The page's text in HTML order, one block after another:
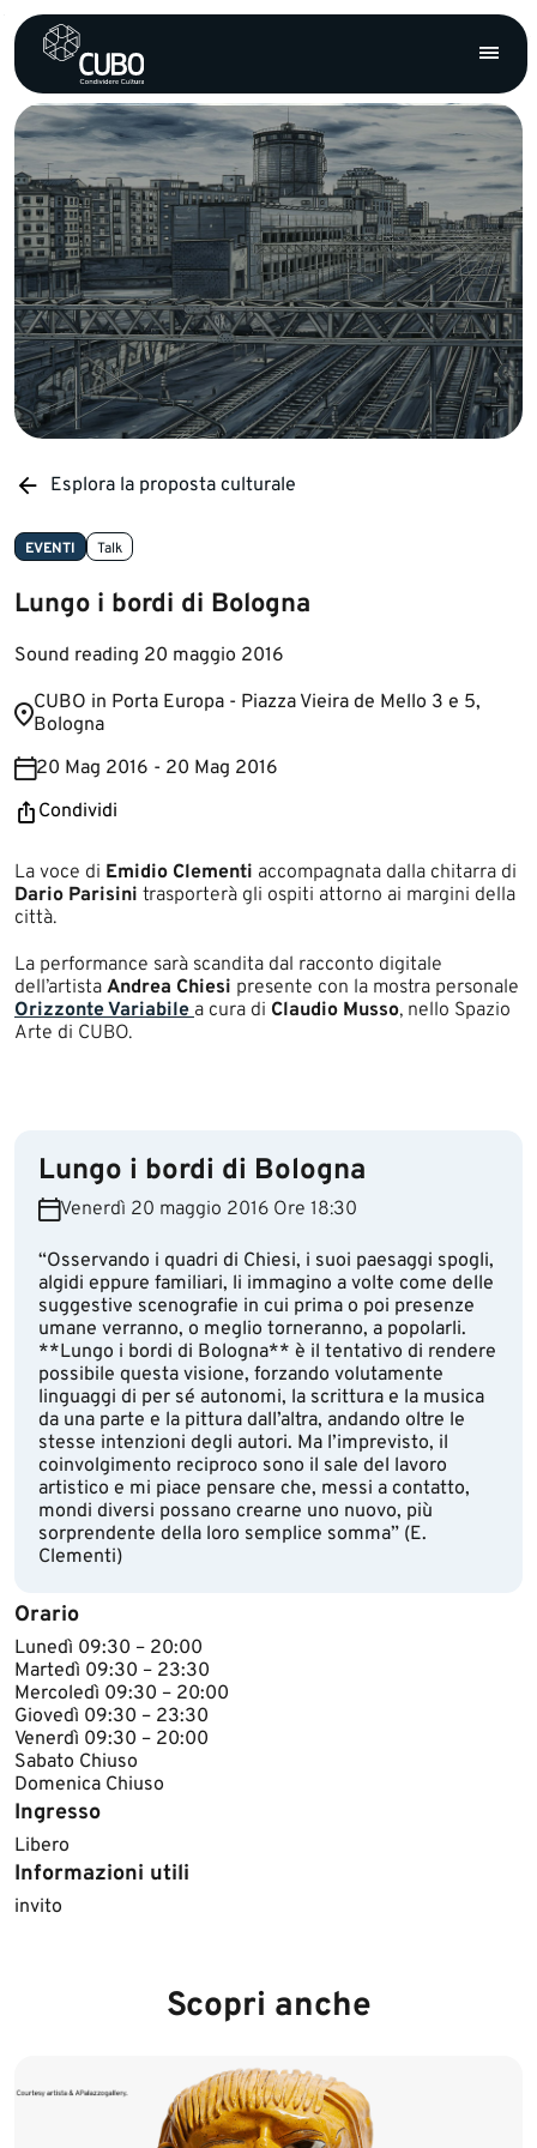
Esplora la proposta culturale
EVENTI Talk
Lungo i bordi di Bologna
Sound reading 20 maggio 2016
​​​​CUBO in Porta Europa - Pia​zza Vieira de Mello 3 e 5,
Bologna
20 Mag 2016 - 20 Mag 2016
Condividi
​​La voce di Emidio Clementi accompagnata dalla chitarra di
Dario Parisini trasporterà gli ospiti attorno ai margini della
città.
La performance sarà scandita dal racconto digitale
dell’artista Andrea Chiesi presente con la mostra personale
Orizzonte Variabile ​a cura di Claudio Musso, nello Spazio
Arte di CUBO.
Lungo i bordi di Bologna
Venerdì 20 maggio 2016 Ore 18:30
“Osservando i quadri di Chiesi, i suoi paesaggi spogli,
algidi eppure familiari, li immagino a volte come delle
suggestive scenografie in cui prima o poi presenze
umane verranno, o meglio torneranno, a popolarli.
**Lungo i bordi di Bologna** è il tentativo di rendere
possibile questa visione, forzando volutamente
linguaggi di per sé autonomi, la scrittura e la musica
da una parte e la pittura dall’altra, andando oltre le
stesse intenzioni degli autori. Ma l’imprevisto, il
coinvolgimento reciproco sono il sale del lavoro
artistico e mi piace pensare che, messi a contatto,
mondi diversi possano crearne uno nuovo, più
sorprendente della loro semplice somma” (E.
Clementi)
Orario
​​Lunedì 09:30 – 20:00
Martedì 09:30 – 23:30
Mercoledì 09:30 – 20:00
Giovedì 09:30 – 23:30
Venerdì 09:30 – 20:00
Sabato Chiuso
Domeni​ca Chiuso​
Ingresso
Libero
Informazioni utili
​​invito
Scopri anche